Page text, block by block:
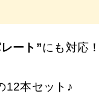
たします。
ート”にも対応！
12本セット♪